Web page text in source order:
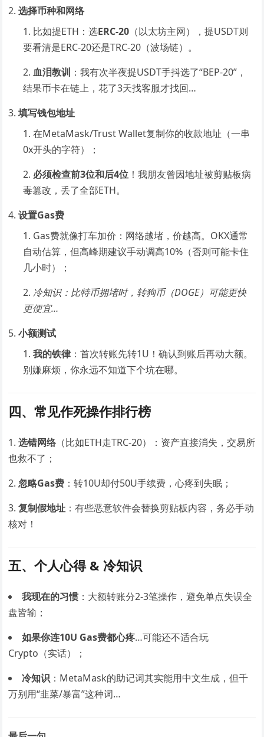
选择币种和网络
比如提ETH：选ERC-20 （以太坊主网），提USDT则
要看清是ERC-20还是TRC-20（波场链）。
血泪教训 ：我有次半夜提USDT手抖选了“BEP-20”，
结果币卡在链上，花了3天找客服才找回…
填写钱包地址
在MetaMask/Trust Wallet复制你的收款地址（一串
0x开头的字符）；
必须检查前3位和后4位 ！我朋友曾因地址被剪贴板病
毒篡改，丢了全部ETH。
设置Gas费
Gas费就像打车加价：网络越堵，价越高。OKX通常
自动估算，但高峰期建议手动调高10%（否则可能卡住
几小时）；
冷知识：比特币拥堵时，转狗币（DOGE）可能更快
更便宜…
小额测试
我的铁律：首次转账先转1U！确认到账后再动大额。
别嫌麻烦，你永远不知道下个坑在哪。
四、常见作死操作排行榜
选错网络（比如ETH走TRC-20）：资产直接消失，交易所
也救不了；
忽略Gas费 ：转10U却付50U手续费，心疼到失眠；
复制假地址 ：有些恶意软件会替换剪贴板内容，务必手动
核对！
五、个人心得 & 冷知识
我现在的习惯 ：大额转账分2-3笔操作，避免单点失误全
盘皆输；
如果你连10U Gas费都心疼…可能还不适合玩
Crypto（实话）；
冷知识 ：MetaMask的助记词其实能用中文生成，但千
万别用“韭菜/暴富”这种词…